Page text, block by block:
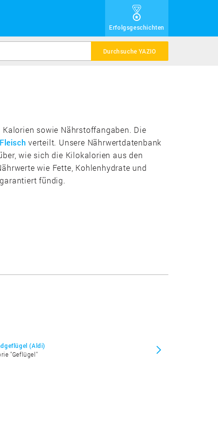
Erfolgsgeschichten
Durchsuche YAZIO
sowie Nährstoffangaben. Die
Fleisch verteilt. Unsere Nährwertdatenbank
wie sich die Kilokalorien aus den
wie Fette, Kohlenhydrate und
fündig.
(Aldi)
"Geflügel"